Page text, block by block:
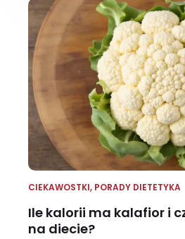
CIEKAWOSTKI, PORADY DIETETYKA
Ile kalorii ma kalafior i
na diecie?